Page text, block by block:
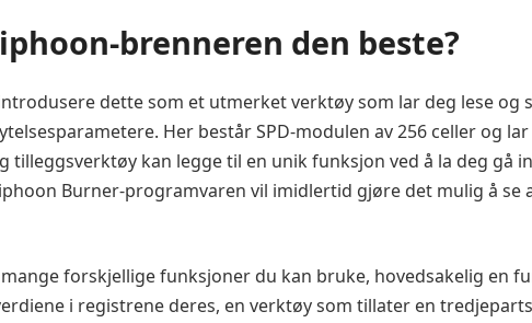
brenneren den beste?
dette som et utmerket verktøy som lar deg lese og
Her består SPD-modulen av 256 celler og
kan legge til en unik funksjon ved å la deg gå
Burner-programvaren vil imidlertid gjøre det mulig å se
forskjellige funksjoner du kan bruke, hovedsakelig en
i registrene deres, en verktøy som tillater en